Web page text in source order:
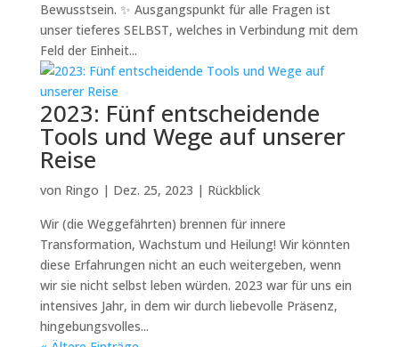
Bewusstsein. ✨ Ausgangspunkt für alle Fragen ist
unser tieferes SELBST, welches in Verbindung mit dem
Feld der Einheit...
2023: Fünf entscheidende
Tools und Wege auf unserer
Reise
von Ringo | Dez. 25, 2023 | Rückblick
Wir (die Weggefährten) brennen für innere
Transformation, Wachstum und Heilung! Wir könnten
diese Erfahrungen nicht an euch weitergeben, wenn
wir sie nicht selbst leben würden. 2023 war für uns ein
intensives Jahr, in dem wir durch liebevolle Präsenz,
hingebungsvolles...